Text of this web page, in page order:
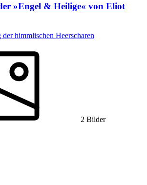
»Engel & Heilige« von Eliot
der himmlischen Heerscharen
2 Bilder